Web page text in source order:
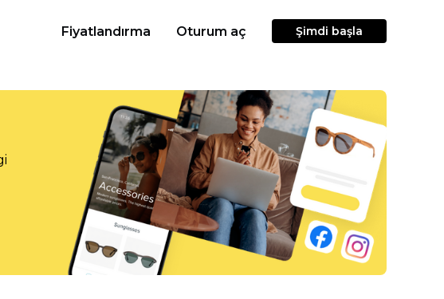
Fiyatlandırma Oturum aç Şimdi başla